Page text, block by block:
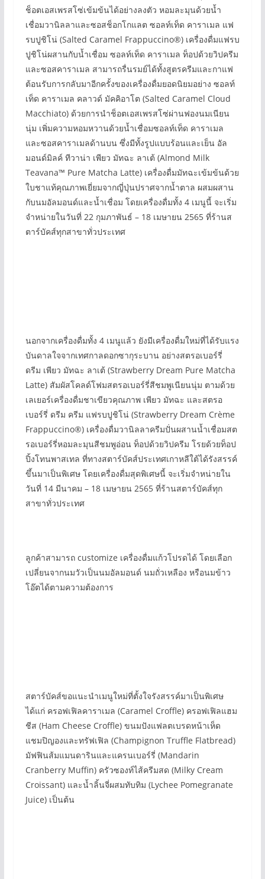
ช็อตเอสเพรสโซ่เข้มข้นได้อย่างลงตัว หอมละมุนด้วยน้ำ
เชื่อมวานิลลาและซอสช็อกโกแลต ซอลท์เท็ด คาราเมล แฟ
รบปูชิโน่ (Salted Caramel Frappuccino®) เครื่องดื่มแฟรบ
ปูชิโน่ผสานกับน้ำเชื่อม ซอลท์เท็ด คาราเมล ท็อปด้วยวิปครีม
และซอสคาราเมล สามารถรื่นรมย์ได้ทั้งสูตรครีมและกาแฟ
ต้อนรับการกลับมาอีกครั้งของเครื่องดื่มยอดนิยมอย่าง ซอลท์
เท็ด คาราเมล คลาวด์ มัคคิอาโต (Salted Caramel Cloud
Macchiato) ด้วยการนำช็อตเอสเพรสโซ่ผ่านฟองนมเนียน
นุ่ม เพิ่มความหอมหวานด้วยน้ำเชื่อมซอลท์เท็ด คาราเมล
และซอสคาราเมลด้านบน ซึ่งมีทั้งรูปแบบร้อนและเย็น อัล
มอนด์มิลค์ ทีวาน่า เพียว มัทฉะ ลาเต้ (Almond Milk
Teavana™ Pure Matcha Latte) เครื่องดื่มมัทฉะเข้มข้นด้วย
ใบชาแท้คุณภาพเยี่ยมจากญี่ปุ่นปราศจากน้ำตาล ผสมผสาน
กับนมอัลมอนด์และน้ำเชื่อม โดยเครื่องดื่มทั้ง 4 เมนูนี้ จะเริ่ม
จำหน่ายในวันที่ 22 กุมภาพันธ์ – 18 เมษายน 2565 ที่ร้านส
ตาร์บัคส์ทุกสาขาทั่วประเทศ
นอกจากเครื่องดื่มทั้ง 4 เมนูแล้ว ยังมีเครื่องดื่มใหม่ที่ได้รับแรง
บันดาลใจจากเทศกาลดอกซากุระบาน อย่างสตรอเบอร์รี่
ดรีม เพียว มัทฉะ ลาเต้ (Strawberry Dream Pure Matcha
Latte) สัมผัสโคลด์โฟมสตรอเบอร์รี่สีชมพูเนียนนุ่ม ตามด้วย
เลเยอร์เครื่องดื่มชาเขียวคุณภาพ เพียว มัทฉะ และสตรอ
เบอร์รี่ ดรีม ครีม แฟรบปูชิโน่ (Strawberry Dream Crème
Frappuccino®) เครื่องดื่มวานิลลาครีมปั่นผสานน้ำเชื่อมสต
รอเบอร์รี่หอมละมุนสีชมพูอ่อน ท็อปด้วยวิปครีม โรยด้วยท็อป
ปิ้งโทนพาสเทล ที่ทางสตาร์บัคส์ประเทศเกาหลีใต้ได้รังสรรค์
ขึ้นมาเป็นพิเศษ โดยเครื่องดื่มสุดพิเศษนี้ จะเริ่มจำหน่ายใน
วันที่ 14 มีนาคม – 18 เมษายน 2565 ที่ร้านสตาร์บัคส์ทุก
สาขาทั่วประเทศ
ลูกค้าสามารถ customize เครื่องดื่มแก้วโปรดได้ โดยเลือก
เปลี่ยนจากนมวัวเป็นนมอัลมอนด์ นมถั่วเหลือง หรือนมข้าว
โอ๊ตได้ตามความต้องการ
สตาร์บัคส์ขอแนะนำเมนูใหม่ที่ตั้งใจรังสรรค์มาเป็นพิเศษ
ได้แก่ ครอฟเฟิลคาราเมล (Caramel Croffle) ครอฟเฟิลแฮม
ชีส (Ham Cheese Croffle) ขนมปังแฟลตเบรดหน้าเห็ด
แชมปิญองและทรัฟเฟิล (Champignon Truffle Flatbread)
มัฟฟินส้มแมนดารินและแครนเบอร์รี่ (Mandarin
Cranberry Muffin) ครัวซองท์ไส้ครีมสด (Milky Cream
Croissant) และน้ำลิ้นจี่ผสมทับทิม (Lychee Pomegranate
Juice) เป็นต้น